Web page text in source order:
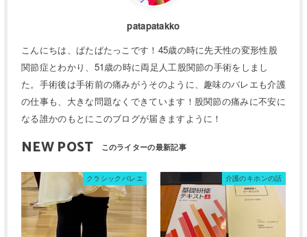
patapatakko
こんにちは、ぱたぱたっこです！45歳の時に先天性の変形性股
関節症とわかり、51歳の時に両足人工股関節の手術をしまし
た。手術後は手術前の痛みがうそのように、趣味のバレエも介護
の仕事も、大きな問題なくできています！股関節の痛みに不安に
なる誰かのもとにこのブログが届きますように！
NEW POST
クラシックバレエ 介護のキホンの話